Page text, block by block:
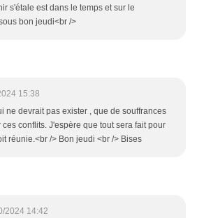
s'étale est dans le temps et sur le
bon jeudi<br />
15:38
ne devrait pas exister , que de souffrances
conflits. J'espère que tout sera fait pour
réunie.<br /> Bon jeudi <br /> Bises
2024 14:42